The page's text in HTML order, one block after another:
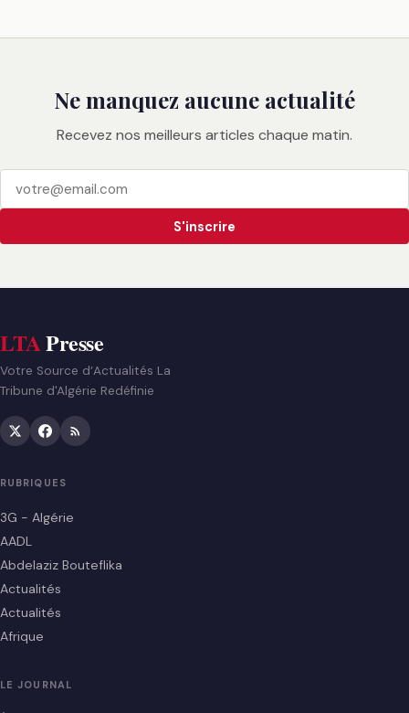
Ne manquez aucune actualité
Recevez nos meilleurs articles chaque matin.
S'inscrire
LTAPresse
Votre Source d’Actualités La
Tribune d'Algérie Redéfinie
RUBRIQUES
3G - Algérie
AADL
Abdelaziz Bouteflika
Actualités
Actualités
Afrique
LE JOURNAL